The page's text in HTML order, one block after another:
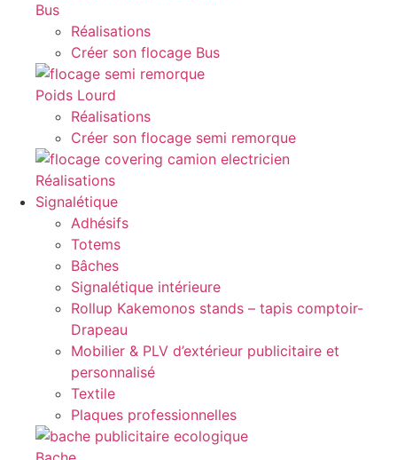
Bus
Réalisations
Créer son flocage Bus
Poids Lourd
Réalisations
Créer son flocage semi remorque
Réalisations
Signalétique
Adhésifs
Totems
Bâches
Signalétique intérieure
Rollup Kakemonos stands – tapis comptoir-
Drapeau
Mobilier & PLV d’extérieur publicitaire et
personnalisé
Textile
Plaques professionnelles